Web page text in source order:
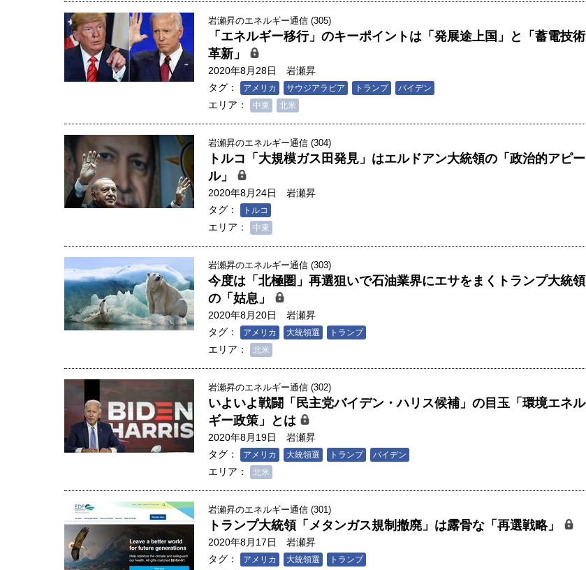
岩瀬昇のエネルギー通信 (305)
「エネルギー移行」のキーポイントは「発展途上国」と「蓄電技術
革新」
2020年8月28日
岩瀬昇
タグ：
アメリカ サウジアラビア トランプ バイデン
エリア： 中東 北米
岩瀬昇のエネルギー通信 (304)
トルコ「大規模ガス田発見」はエルドアン大統領の「政治的アピー
ル」
2020年8月24日
岩瀬昇
タグ：
トルコ
エリア： 中東
岩瀬昇のエネルギー通信 (303)
今度は「北極圏」再選狙いで石油業界にエサをまくトランプ大統領
の「姑息」
2020年8月20日
岩瀬昇
タグ：
アメリカ 大統領選 トランプ
エリア： 北米
岩瀬昇のエネルギー通信 (302)
いよいよ戦闘「民主党バイデン・ハリス候補」の目玉「環境エネル
ギー政策」とは
2020年8月19日
岩瀬昇
タグ：
アメリカ 大統領選 トランプ バイデン
エリア： 北米
岩瀬昇のエネルギー通信 (301)
トランプ大統領「メタンガス規制撤廃」は露骨な「再選戦略」
2020年8月17日
岩瀬昇
タグ：
アメリカ 大統領選 トランプ
創成科学研究科教授（4）｜ 関瑶子